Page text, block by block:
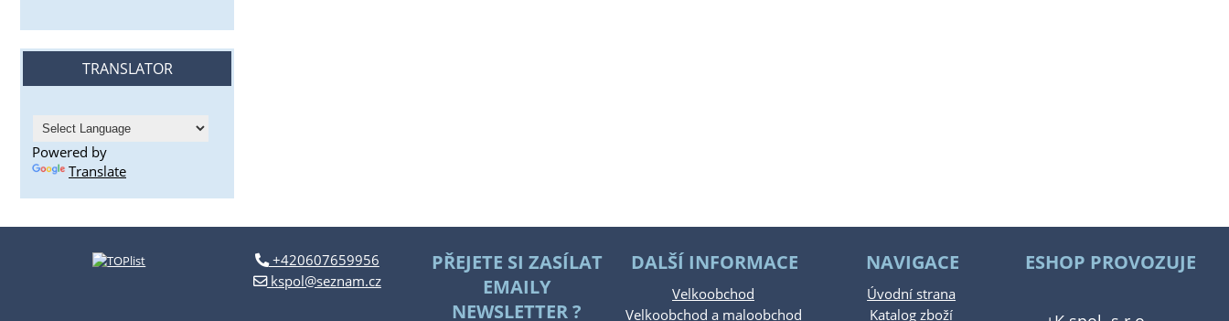
TRANSLATOR
Powered by
Translate
+420607659956
kspol@seznam.cz
PŘEJETE SI ZASÍLAT
EMAILY
NEWSLETTER ?
DALŠÍ INFORMACE
Velkoobchod
Velkoobchod a maloobchod
NAVIGACE
Úvodní strana
Katalog zboží
ESHOP PROVOZUJE